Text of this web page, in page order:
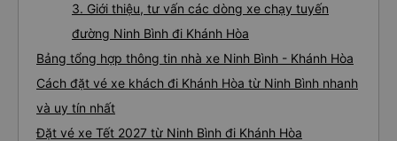
3. Giới thiệu, tư vấn các dòng xe chạy tuyến
đường Ninh Bình đi Khánh Hòa
Bảng tổng hợp thông tin nhà xe Ninh Bình - Khánh Hòa
Cách đặt vé xe khách đi Khánh Hòa từ Ninh Bình nhanh
và uy tín nhất
Đặt vé xe Tết 2027 từ Ninh Bình đi Khánh Hòa